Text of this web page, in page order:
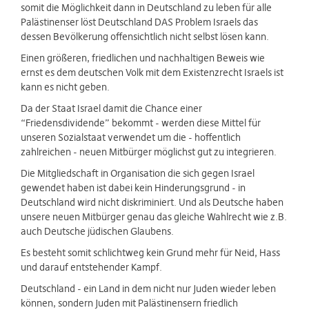
somit die Möglichkeit dann in Deutschland zu leben für alle
Palästinenser löst Deutschland DAS Problem Israels das
dessen Bevölkerung offensichtlich nicht selbst lösen kann.
Einen größeren, friedlichen und nachhaltigen Beweis wie
ernst es dem deutschen Volk mit dem Existenzrecht Israels ist
kann es nicht geben.
Da der Staat Israel damit die Chance einer
“Friedensdividende” bekommt - werden diese Mittel für
unseren Sozialstaat verwendet um die - hoffentlich
zahlreichen - neuen Mitbürger möglichst gut zu integrieren.
Die Mitgliedschaft in Organisation die sich gegen Israel
gewendet haben ist dabei kein Hinderungsgrund - in
Deutschland wird nicht diskriminiert. Und als Deutsche haben
unsere neuen Mitbürger genau das gleiche Wahlrecht wie z.B.
auch Deutsche jüdischen Glaubens.
Es besteht somit schlichtweg kein Grund mehr für Neid, Hass
und darauf entstehender Kampf.
Deutschland - ein Land in dem nicht nur Juden wieder leben
können, sondern Juden mit Palästinensern friedlich